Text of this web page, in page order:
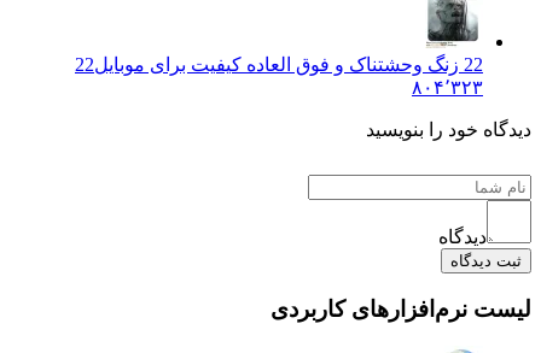
22 زنگ وحشتناک و فوق العاده کیفیت برای موبایل
22
۸۰۴٬۳۲۳
دیدگاه خود را بنویسید
دیدگاه
ثبت دیدگاه
لیست نرم‌افزارهای کاربردی